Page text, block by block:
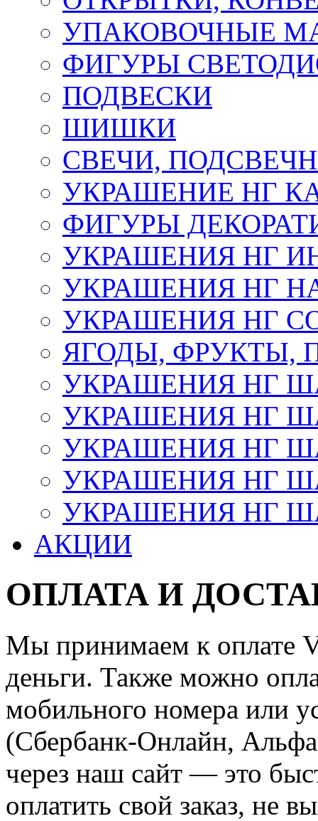
УПАКОВОЧНЫЕ
ФИГУРЫ
ПОДВЕСКИ
ШИШКИ
СВЕЧИ,
УКРАШЕНИЕ НГ
ФИГУРЫ
УКРАШЕНИЯ НГ
УКРАШЕНИЯ НГ
УКРАШЕНИЯ НГ
ЯГОДЫ, ФРУКТЫ,
УКРАШЕНИЯ НГ
УКРАШЕНИЯ НГ
УКРАШЕНИЯ НГ
УКРАШЕНИЯ НГ
УКРАШЕНИЯ НГ
АКЦИИ
ОПЛАТА И
Мы принимаем к оплате
деньги. Также можно
мобильного номера или
(Сбербанк-Онлайн,
через наш сайт — это
оплатить свой заказ, не